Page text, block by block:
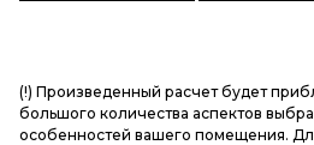
(!) Произведенный расчет будет
большого количества аспектов
особенностей вашего помещения.